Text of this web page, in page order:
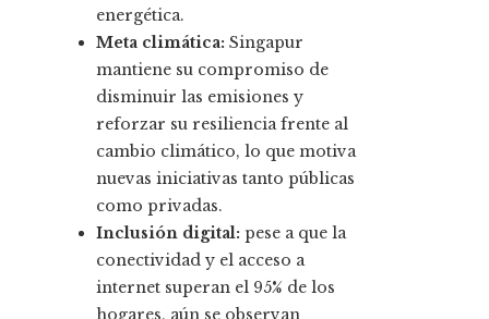
energética.
Meta climática: Singapur
mantiene su compromiso de
disminuir las emisiones y
reforzar su resiliencia frente al
cambio climático, lo que motiva
nuevas iniciativas tanto públicas
como privadas.
Inclusión digital: pese a que la
conectividad y el acceso a
internet superan el 95% de los
hogares, aún se observan